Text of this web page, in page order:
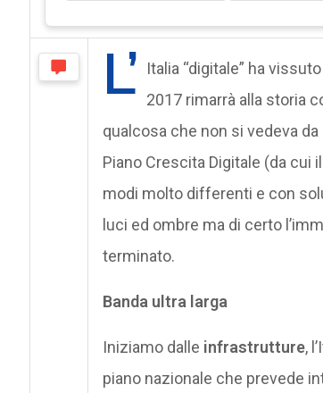
L’
Italia “digitale” ha
2017 rimarrà alla storia
qualcosa che non si vedeva
Piano Crescita Digitale (da cui
modi molto differenti e con
luci ed ombre ma di certo
terminato.
Banda ultra larga
Iniziamo dalle infrastrutture,
piano nazionale che prevede